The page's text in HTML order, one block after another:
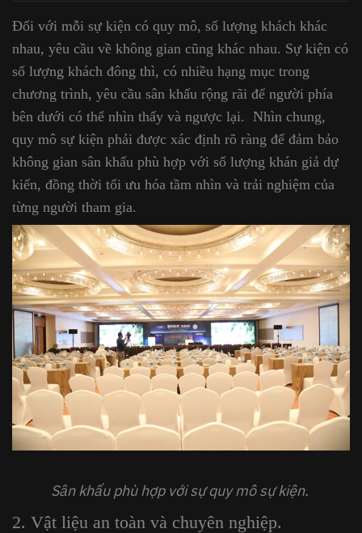
Đối với mỗi sự kiện có quy mô, số lượng khách khác
nhau, yêu cầu về không gian cũng khác nhau. Sự kiện có
số lượng khách đông thì, có nhiều hạng mục trong
chương trình, yêu cầu sân khấu rộng rãi để người phía
bên dưới có thể nhìn thấy và ngược lại. Nhìn chung,
quy mô sự kiện phải được xác định rõ ràng để đảm bảo
không gian sân khấu phù hợp với số lượng khán giả dự
kiến, đồng thời tối ưu hóa tầm nhìn và trải nghiệm của
từng người tham gia.
Sân khấu phù hợp với sự quy mô sự kiện.
2. Vật liệu an toàn và chuyên nghiệp.